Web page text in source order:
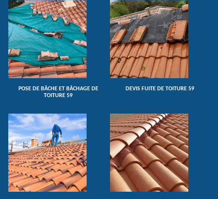
POSE DE BÂCHE ET BÂCHAGE DE
TOITURE 59
DEVIS FUITE DE TOITURE 59